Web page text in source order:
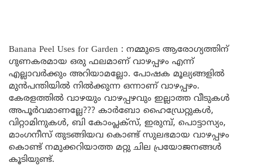
Banana Peel Uses for Garden : നമ്മുടെ ആരോഗ്യത്തിന്
ഗുണകരമായ ഒരു ഫലമാണ് വാഴപ്പഴം എന്ന്
എല്ലാവർക്കും അറിയാമല്ലോ. പോഷക മൂല്യങ്ങളിൽ
മുൻപന്തിയിൽ നിൽക്കുന്ന ഒന്നാണ് വാഴപ്പഴം.
കേരളത്തിൽ വാഴയും വാഴപ്പഴവും ഇല്ലാത്ത വീടുകൾ
അപൂർവമാണല്ലേ??? കാർബോ ഹൈഡ്രേറ്റുകൾ,
വിറ്റാമിനുകൾ, ബി കോംപ്ലക്സ്, ഇരുമ്പ്, പൊട്ടാസ്യം,
മാംഗനീസ് തുടങ്ങിയവ കൊണ്ട് സുലഭമായ വാഴപ്പഴം
കൊണ്ട് നമുക്കറിയാത്ത മറ്റു ചില പ്രയോജനങ്ങൾ
കൂടിയുണ്ട്.